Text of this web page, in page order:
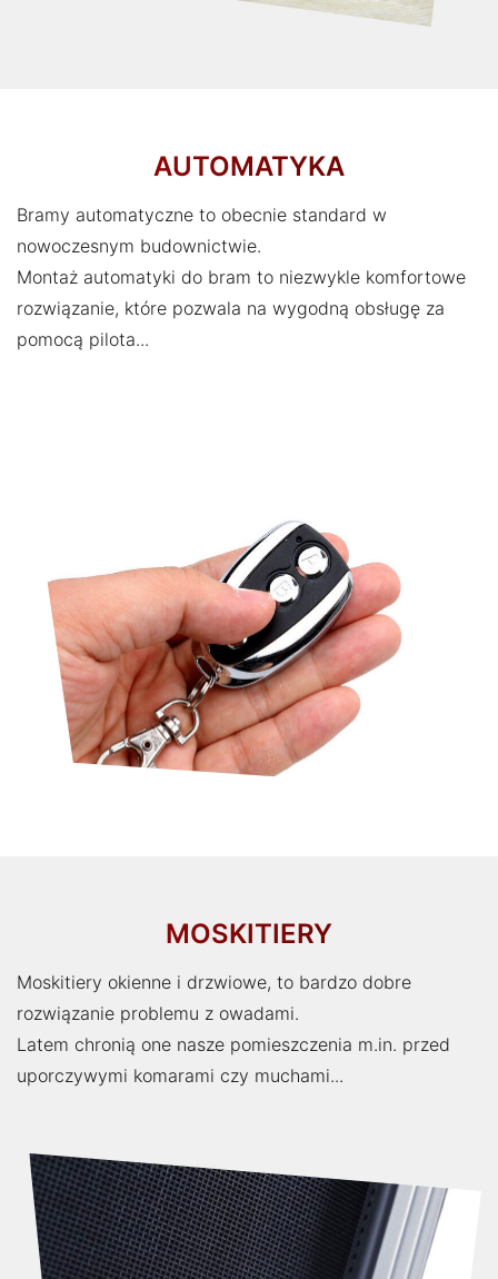
AUTOMATYKA
Bramy automatyczne to obecnie standard w
nowoczesnym budownictwie.
Montaż automatyki do bram to niezwykle komfortowe
rozwiązanie, które pozwala na wygodną obsługę za
pomocą pilota...
MOSKITIERY
Moskitiery okienne i drzwiowe, to bardzo dobre
rozwiązanie problemu z owadami.
Latem chronią one nasze pomieszczenia m.in. przed
uporczywymi komarami czy muchami...